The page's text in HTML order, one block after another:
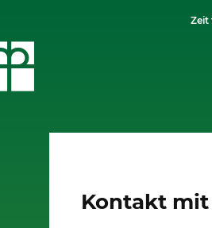
Zeit
Kontakt